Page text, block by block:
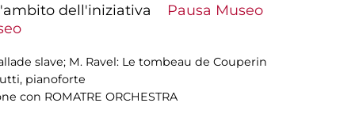
dell'iniziativa
Pausa Museo
slave; M. Ravel: Le tombeau de Couperin
pianoforte
con ROMATRE ORCHESTRA